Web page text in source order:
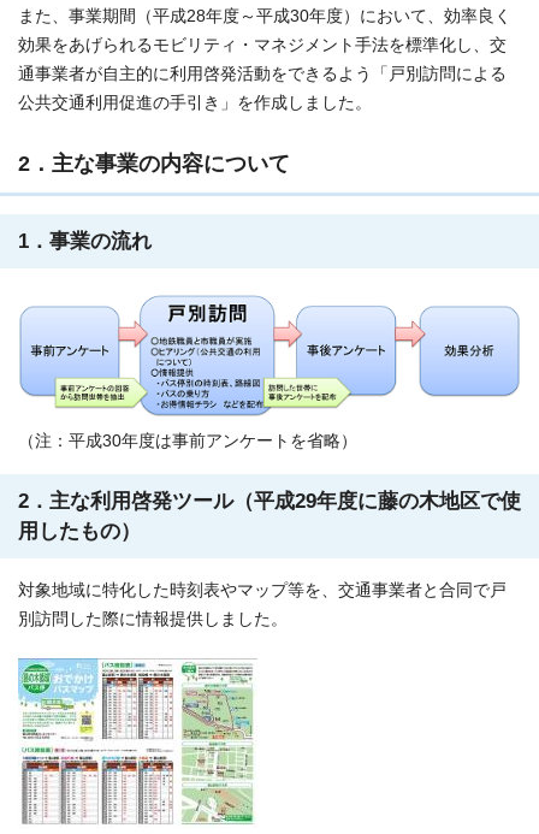
また、事業期間（平成28年度～平成30年度）において、効率良く
効果をあげられるモビリティ・マネジメント手法を標準化し、交
通事業者が自主的に利用啓発活動をできるよう「戸別訪問による
公共交通利用促進の手引き」を作成しました。
2．主な事業の内容について
1．事業の流れ
（注：平成30年度は事前アンケートを省略）
2．主な利用啓発ツール（平成29年度に藤の木地区で使
用したもの）
対象地域に特化した時刻表やマップ等を、交通事業者と合同で戸
別訪問した際に情報提供しました。